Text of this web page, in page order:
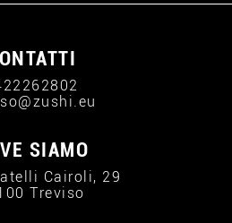
SIAMO
Cairoli, 29
Treviso